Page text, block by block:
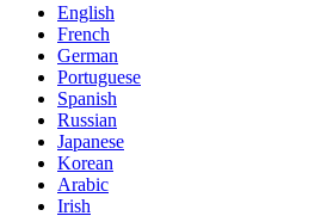
English
French
German
Portuguese
Spanish
Russian
Japanese
Korean
Arabic
Irish